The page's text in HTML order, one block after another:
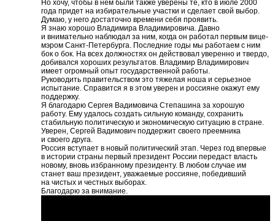
Но хочу, чтобы в нем были также уверены те, кто в июле 2000
года придет на избирательные участки и сделает свой выбор.
Думаю, у него достаточно времени себя проявить.
Я знаю хорошо Владимира Владимировича. Давно
и внимательно наблюдал за ним, когда он работал первым вице-
мэром Санкт-Петербурга. Последние годы мы работаем с ним
бок о бок. На всех должностях он действовал уверенно и твердо,
добивался хороших результатов. Владимир Владимирович
имеет огромный опыт государственной работы.
Руководить правительством это тяжелая ноша и серьезное
испытание. Справится я в этом уверен и россияне окажут ему
поддержку.
Я благодарю Сергея Вадимовича Степашина за хорошую
работу. Ему удалось создать сильную команду, сохранить
стабильную политическую и экономическую ситуацию в стране.
Уверен, Сергей Вадимович поддержит своего преемника
и своего друга.
Россия вступает в новый политический этап. Через год впервые
в истории страны первый президент России передаст власть
новому, вновь избранному президенту. В любом случае им
станет ваш президент, уважаемые россияне, победивший
на чистых и честных выборах.
Благодарю за внимание.